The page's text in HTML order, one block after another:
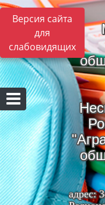
Версия сайта
для
слабовидящих
адрес: